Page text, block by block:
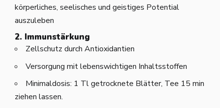
körperliches, seelisches und geistiges Potential
auszuleben
2. Immunstärkung
Zellschutz durch Antioxidantien
Versorgung mit lebenswichtigen Inhaltsstoffen
Minimaldosis: 1 Tl getrocknete Blätter, Tee 15 min
ziehen lassen.